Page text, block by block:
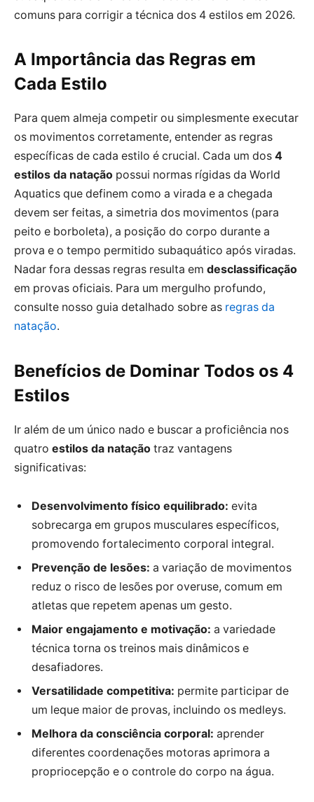
comuns para corrigir a técnica dos 4 estilos em 2026.
A Importância das Regras em
Cada Estilo
Para quem almeja competir ou simplesmente executar
os movimentos corretamente, entender as regras
específicas de cada estilo é crucial. Cada um dos 4
estilos da natação possui normas rígidas da World
Aquatics que definem como a virada e a chegada
devem ser feitas, a simetria dos movimentos (para
peito e borboleta), a posição do corpo durante a
prova e o tempo permitido subaquático após viradas.
Nadar fora dessas regras resulta em desclassificação
em provas oficiais. Para um mergulho profundo,
consulte nosso guia detalhado sobre as regras da
natação.
Benefícios de Dominar Todos os 4
Estilos
Ir além de um único nado e buscar a proficiência nos
quatro estilos da natação traz vantagens
significativas:
Desenvolvimento físico equilibrado: evita
sobrecarga em grupos musculares específicos,
promovendo fortalecimento corporal integral.
Prevenção de lesões: a variação de movimentos
reduz o risco de lesões por overuse, comum em
atletas que repetem apenas um gesto.
Maior engajamento e motivação: a variedade
técnica torna os treinos mais dinâmicos e
desafiadores.
Versatilidade competitiva: permite participar de
um leque maior de provas, incluindo os medleys.
Melhora da consciência corporal: aprender
diferentes coordenações motoras aprimora a
propriocepção e o controle do corpo na água.